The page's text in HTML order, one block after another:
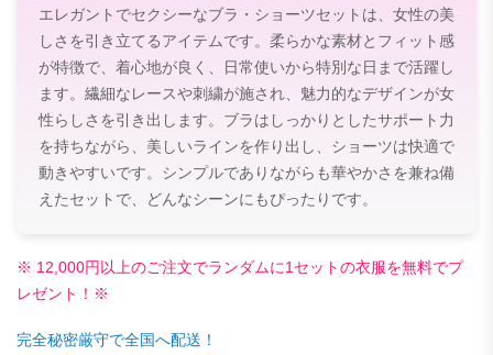
エレガントでセクシーなブラ・ショーツセットは、女性の美
しさを引き立てるアイテムです。柔らかな素材とフィット感
が特徴で、着心地が良く、日常使いから特別な日まで活躍し
ます。繊細なレースや刺繍が施され、魅力的なデザインが女
性らしさを引き出します。ブラはしっかりとしたサポート力
を持ちながら、美しいラインを作り出し、ショーツは快適で
動きやすいです。シンプルでありながらも華やかさを兼ね備
えたセットで、どんなシーンにもぴったりです。
※ 12,000円以上のご注文でランダムに1セットの衣服を無料でプ
レゼント！※
完全秘密厳守で全国へ配送！